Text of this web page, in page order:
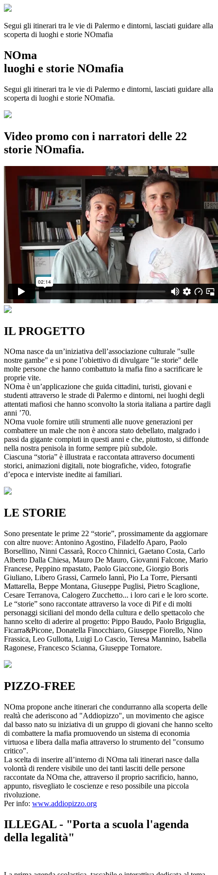
Segui gli itinerari tra le vie di Palermo e dintorni, lasciati guidare alla
scoperta di luoghi e storie NOmafia
NOma
luoghi e storie NOmafia
Segui gli itinerari tra le vie di Palermo e dintorni, lasciati guidare alla
scoperta di luoghi e storie NOmafia.
Video promo con i narratori delle 22
storie NOmafia.
IL PROGETTO
NOma nasce da un’iniziativa dell’associazione culturale "sulle
nostre gambe" e si pone l’obiettivo di divulgare "le storie" delle
molte persone che hanno combattuto la mafia fino a sacrificare le
proprie vite.
NOma è un’applicazione che guida cittadini, turisti, giovani e
studenti attraverso le strade di Palermo e dintorni, nei luoghi degli
attentati mafiosi che hanno sconvolto la storia italiana a partire dagli
anni ’70.
NOma vuole fornire utili strumenti alle nuove generazioni per
combattere un male che non è ancora stato debellato, malgrado i
passi da gigante compiuti in questi anni e che, piuttosto, si diffonde
nella nostra penisola in forme sempre più subdole.
Ciascuna “storia” è illustrata e raccontata attraverso documenti
storici, animazioni digitali, note biografiche, video, fotografie
d’epoca e interviste inedite ai familiari.
LE STORIE
Sono presentate le prime 22 “storie”, prossimamente da aggiornare
con altre nuove: Antonino Agostino, Filadelfo Aparo, Paolo
Borsellino, Ninni Cassarà, Rocco Chinnici, Gaetano Costa, Carlo
Alberto Dalla Chiesa, Mauro De Mauro, Giovanni Falcone, Mario
Francese, Peppino mpastato, Paolo Giaccone, Giorgio Boris
Giuliano, Libero Grassi, Carmelo Iannì, Pio La Torre, Piersanti
Mattarella, Beppe Montana, Giuseppe Puglisi, Pietro Scaglione,
Cesare Terranova, Calogero Zucchetto... i loro cari e le loro scorte.
Le “storie” sono raccontate attraverso la voce di Pif e di molti
personaggi siciliani del mondo della cultura e dello spettacolo che
hanno scelto di aderire al progetto: Pippo Baudo, Paolo Briguglia,
Ficarra&Picone, Donatella Finocchiaro, Giuseppe Fiorello, Nino
Frassica, Leo Gullotta, Luigi Lo Cascio, Teresa Mannino, Isabella
Ragonese, Francesco Scianna, Giuseppe Tornatore.
PIZZO-FREE
NOma propone anche itinerari che condurranno alla scoperta delle
realtà che aderiscono ad "Addiopizzo", un movimento che agisce
dal basso nato su iniziativa di un gruppo di giovani che hanno scelto
di combattere la mafia promuovendo un sistema di economia
virtuosa e libera dalla mafia attraverso lo strumento del "consumo
critico".
La scelta di inserire all’interno di NOma tali itinerari nasce dalla
volontà di rendere visibile uno dei tanti lasciti delle persone
raccontate da NOma che, attraverso il proprio sacrificio, hanno,
appunto, risvegliato le coscienze e reso possibile una piccola
rivoluzione.
Per info: www.addiopizzo.org
ILLEGAL - "Porta a scuola l'agenda
della legalità"